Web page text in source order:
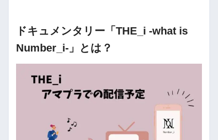
ドキュメンタリー「THE_i -what is
Number_i-」とは？